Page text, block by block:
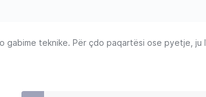
gabime teknike. Për çdo paqartësi ose pyetje, ju